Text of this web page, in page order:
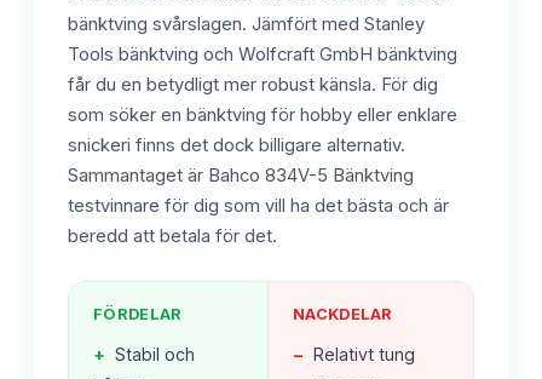
bänktving svårslagen. Jämfört med Stanley
Tools bänktving och Wolfcraft GmbH bänktving
får du en betydligt mer robust känsla. För dig
som söker en bänktving för hobby eller enklare
snickeri finns det dock billigare alternativ.
Sammantaget är Bahco 834V-5 Bänktving
testvinnare för dig som vill ha det bästa och är
beredd att betala för det.
FÖRDELAR
+ Stabil och
NACKDELAR
− Relativt tung